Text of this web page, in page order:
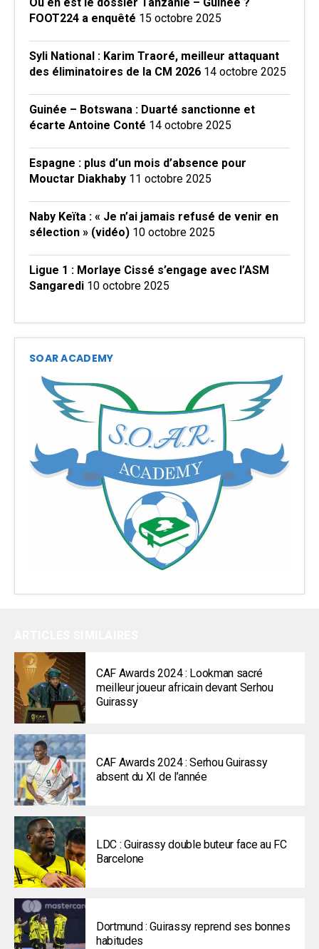
FOOT224 a enquêté 15 octobre 2025
Syli National : Karim Traoré, meilleur attaquant
des éliminatoires de la CM 2026 14 octobre 2025
Guinée – Botswana : Duarté sanctionne et
écarte Antoine Conté 14 octobre 2025
Espagne : plus d’un mois d’absence pour
Mouctar Diakhaby 11 octobre 2025
Naby Keïta : « Je n’ai jamais refusé de venir en
sélection » (vidéo) 10 octobre 2025
Ligue 1 : Morlaye Cissé s’engage avec l’ASM
Sangaredi 10 octobre 2025
SOAR ACADEMY
CAF Awards 2024 : Lookman sacré
meilleur joueur africain devant Serhou
Guirassy
CAF Awards 2024 : Serhou Guirassy
absent du XI de l’année
LDC : Guirassy double buteur face au FC
Barcelone
Dortmund : Guirassy reprend ses bonnes
habitudes